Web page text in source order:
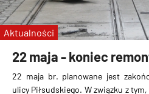
22 maja - koniec
22 maja br. planowane jest
ulicy Piłsudskiego. W związku z
Aktualności